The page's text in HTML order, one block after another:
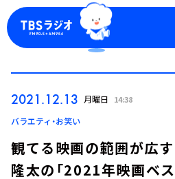
ログイン
2021.12.13 月曜日 14:38
バラエティ・お笑い
観てる映画の範囲が広す
隆太の「2021年映画ベ